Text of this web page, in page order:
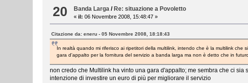
20 Banda Larga / Re: situazione a Povoletto
«il: 06 Novembre 2008, 15:48:47 »
Citazione da: eneru - 05 Novembre 2008, 18:18:43
In realtà quando mi riferisco ai ripetitori della multilink, intendo che è la multilink
gara d'appalto per la fornitura del servizio a banda larga ma non è detto che in
non credo che Multilink ha vinto una gara d'appalto; me sembra che ci
intenzione di investire un euro di più per migliorare il servizio